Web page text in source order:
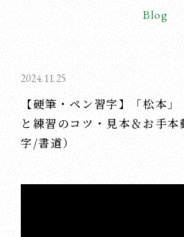
Blog
2024.11.25
【硬筆・ペン習字】「松本
と練習のコツ・見本＆お手
字/書道）